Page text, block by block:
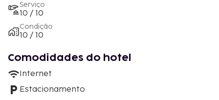
Serviço
10 / 10
Condição
10 / 10
Comodidades do hotel
Internet
Estacionamento